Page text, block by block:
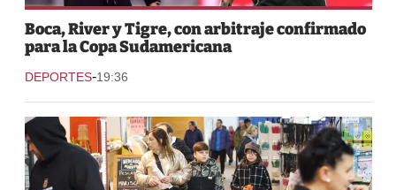
Boca, River y Tigre, con arbitraje confirmado
para la Copa Sudamericana
DEPORTES-19:36